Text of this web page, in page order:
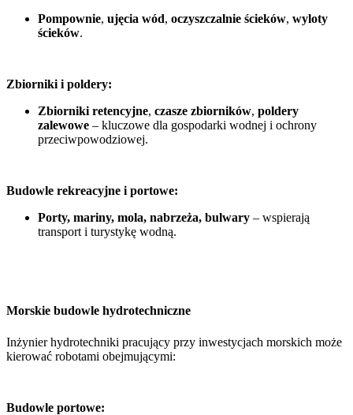
Pompownie, ujęcia wód, oczyszczalnie ścieków, wyloty
ścieków.
Zbiorniki i poldery:
Zbiorniki retencyjne, czasze zbiorników, poldery
zalewowe – kluczowe dla gospodarki wodnej i ochrony
przeciwpowodziowej.
Budowle rekreacyjne i portowe:
Porty, mariny, mola, nabrzeża, bulwary – wspierają
transport i turystykę wodną.
Morskie budowle hydrotechniczne
Inżynier hydrotechniki pracujący przy inwestycjach morskich może
kierować robotami obejmującymi:
Budowle portowe: